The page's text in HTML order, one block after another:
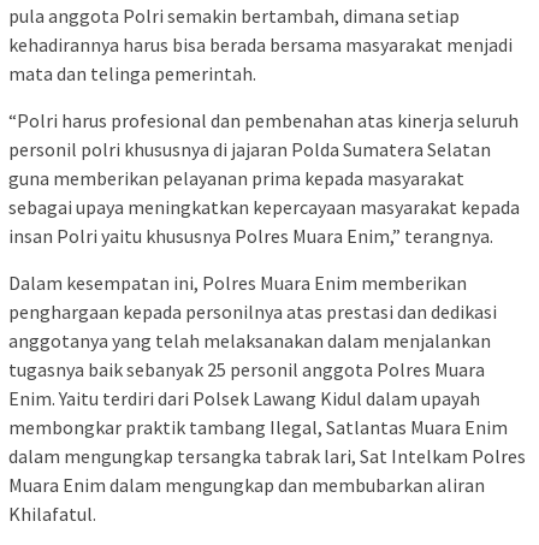
pula anggota Polri semakin bertambah, dimana setiap
kehadirannya harus bisa berada bersama masyarakat menjadi
mata dan telinga pemerintah.
“Polri harus profesional dan pembenahan atas kinerja seluruh
personil polri khususnya di jajaran Polda Sumatera Selatan
guna memberikan pelayanan prima kepada masyarakat
sebagai upaya meningkatkan kepercayaan masyarakat kepada
insan Polri yaitu khususnya Polres Muara Enim,” terangnya.
Dalam kesempatan ini, Polres Muara Enim memberikan
penghargaan kepada personilnya atas prestasi dan dedikasi
anggotanya yang telah melaksanakan dalam menjalankan
tugasnya baik sebanyak 25 personil anggota Polres Muara
Enim. Yaitu terdiri dari Polsek Lawang Kidul dalam upayah
membongkar praktik tambang Ilegal, Satlantas Muara Enim
dalam mengungkap tersangka tabrak lari, Sat Intelkam Polres
Muara Enim dalam mengungkap dan membubarkan aliran
Khilafatul.